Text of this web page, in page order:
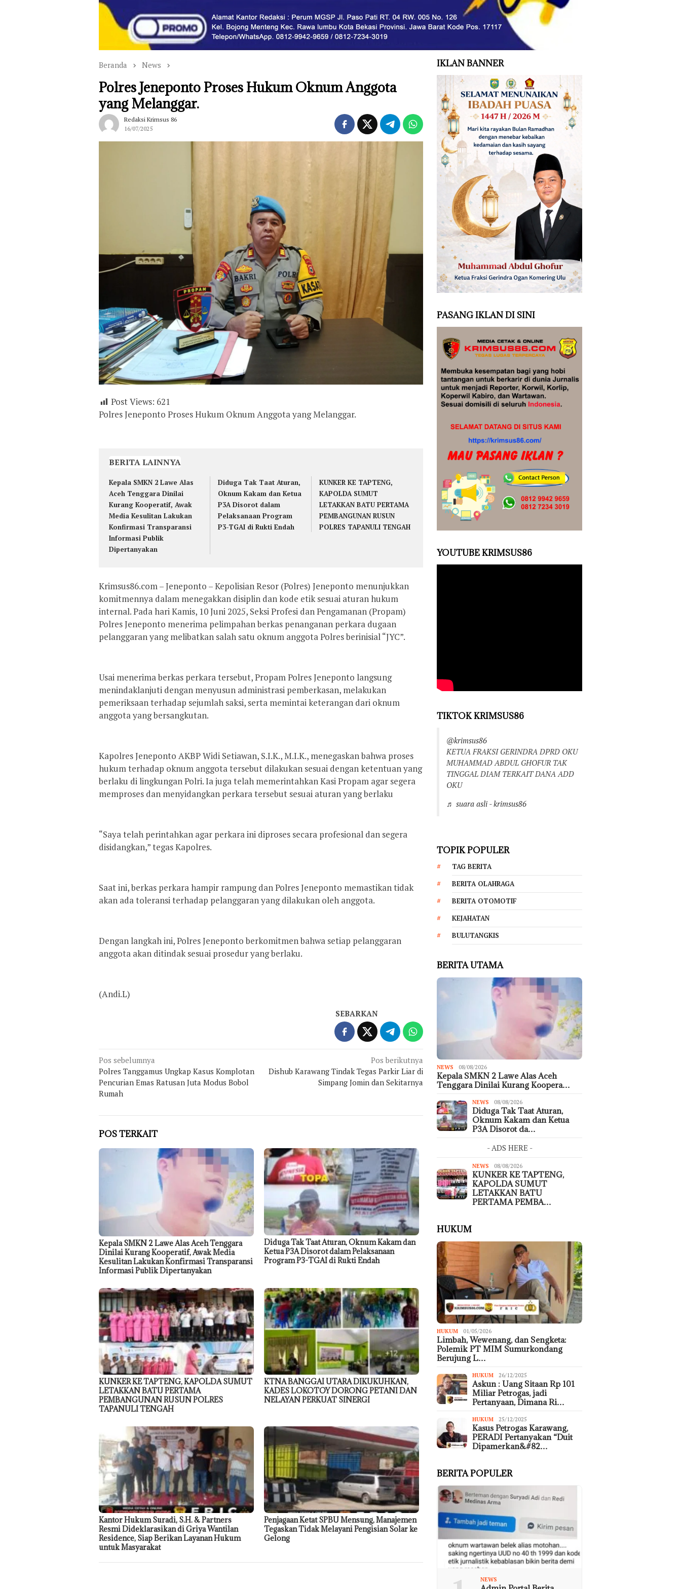
Beranda News
Polres Jeneponto Proses Hukum Oknum Anggota
yang Melanggar.
Redaksi Krimsus 86
16/07/2025
Post Views: 621
Polres Jeneponto Proses Hukum Oknum Anggota yang Melanggar.
BERITA LAINNYA
Kepala SMKN 2 Lawe Alas
Aceh Tenggara Dinilai
Kurang Kooperatif, Awak
Media Kesulitan Lakukan
Konfirmasi Transparansi
Informasi Publik
Dipertanyakan
Diduga Tak Taat Aturan,
Oknum Kakam dan Ketua
P3A Disorot dalam
Pelaksanaan Program
P3-TGAI di Rukti Endah
KUNKER KE TAPTENG,
KAPOLDA SUMUT
LETAKKAN BATU PERTAMA
PEMBANGUNAN RUSUN
POLRES TAPANULI TENGAH
Krimsus86.com – Jeneponto – Kepolisian Resor (Polres) Jeneponto menunjukkan
komitmennya dalam menegakkan disiplin dan kode etik sesuai aturan hukum
internal. Pada hari Kamis, 10 Juni 2025, Seksi Profesi dan Pengamanan (Propam)
Polres Jeneponto menerima pelimpahan berkas penanganan perkara dugaan
pelanggaran yang melibatkan salah satu oknum anggota Polres berinisial “JYC”.
Usai menerima berkas perkara tersebut, Propam Polres Jeneponto langsung
menindaklanjuti dengan menyusun administrasi pemberkasan, melakukan
pemeriksaan terhadap sejumlah saksi, serta memintai keterangan dari oknum
anggota yang bersangkutan.
Kapolres Jeneponto AKBP Widi Setiawan, S.I.K., M.I.K., menegaskan bahwa proses
hukum terhadap oknum anggota tersebut dilakukan sesuai dengan ketentuan yang
berlaku di lingkungan Polri. Ia juga telah memerintahkan Kasi Propam agar segera
memproses dan menyidangkan perkara tersebut sesuai aturan yang berlaku
“Saya telah perintahkan agar perkara ini diproses secara profesional dan segera
disidangkan,” tegas Kapolres.
Saat ini, berkas perkara hampir rampung dan Polres Jeneponto memastikan tidak
akan ada toleransi terhadap pelanggaran yang dilakukan oleh anggota.
Dengan langkah ini, Polres Jeneponto berkomitmen bahwa setiap pelanggaran
anggota akan ditindak sesuai prosedur yang berlaku.
(Andi.L)
SEBARKAN
Navigasi
pos
Pos sebelumnya
Polres Tanggamus Ungkap Kasus Komplotan
Pencurian Emas Ratusan Juta Modus Bobol
Rumah
Pos berikutnya
Dishub Karawang Tindak Tegas Parkir Liar di
Simpang Jomin dan Sekitarnya
POS TERKAIT
Kepala SMKN 2 Lawe Alas Aceh Tenggara
Dinilai Kurang Kooperatif, Awak Media
Kesulitan Lakukan Konfirmasi Transparansi
Informasi Publik Dipertanyakan
Diduga Tak Taat Aturan, Oknum Kakam dan
Ketua P3A Disorot dalam Pelaksanaan
Program P3-TGAI di Rukti Endah
KUNKER KE TAPTENG, KAPOLDA SUMUT
LETAKKAN BATU PERTAMA
PEMBANGUNAN RUSUN POLRES
TAPANULI TENGAH
KTNA BANGGAI UTARA DIKUKUHKAN,
KADES LOKOTOY DORONG PETANI DAN
NELAYAN PERKUAT SINERGI
Kantor Hukum Suradi, S.H. & Partners
Resmi Dideklarasikan di Griya Wantilan
Residence, Siap Berikan Layanan Hukum
untuk Masyarakat
Penjagaan Ketat SPBU Mensung, Manajemen
Tegaskan Tidak Melayani Pengisian Solar ke
Gelong
IKLAN BANNER
PASANG IKLAN DI SINI
YOUTUBE KRIMSUS86
TIKTOK KRIMSUS86
@krimsus86
KETUA FRAKSI GERINDRA DPRD OKU
MUHAMMAD ABDUL GHOFUR TAK
TINGGAL DIAM TERKAIT DANA ADD
OKU
♬ suara asli - krimsus86
TOPIK POPULER
TAG BERITA
BERITA OLAHRAGA
BERITA OTOMOTIF
KEJAHATAN
BULUTANGKIS
BERITA UTAMA
NEWS 08/08/2026
Kepala SMKN 2 Lawe Alas Aceh
Tenggara Dinilai Kurang Koopera…
NEWS 08/08/2026
Diduga Tak Taat Aturan,
Oknum Kakam dan Ketua
P3A Disorot da…
- ADS HERE -
NEWS 08/08/2026
KUNKER KE TAPTENG,
KAPOLDA SUMUT
LETAKKAN BATU
PERTAMA PEMBA…
HUKUM
HUKUM 01/05/2026
Limbah, Wewenang, dan Sengketa:
Polemik PT MIM Sumurkondang
Berujung L…
HUKUM 26/12/2025
Askun : Uang Sitaan Rp 101
Miliar Petrogas, jadi
Pertanyaan, Dimana Ri…
HUKUM 25/12/2025
Kasus Petrogas Karawang,
PERADI Pertanyakan “Duit
Dipamerkan&#82…
BERITA POPULER
NEWS